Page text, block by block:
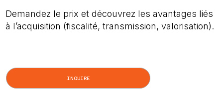
Demandez le prix et découvrez les avantages liés
à l’acquisition (fiscalité, transmission, valorisation).
INQUIRE